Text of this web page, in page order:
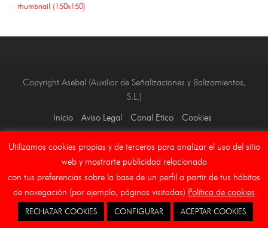
thumbnail (150x150)
Copyright Asebal (Auxiliar de Señalizaciones y Balizamientos,
S.L.)
Inicio
Aviso Legal Canal Etico Cookies
Utilizamos cookies propias y de terceros para analizar el uso del sitio
web y mostrarte publicidad relacionada
con tus preferencias sobre la base de un perfil a partir de tus hábitos
de navegación (por ejemplo, páginas visitadas) Política de cookies
RECHAZAR COOKIES CONFIGURAR ACEPTAR COOKIES